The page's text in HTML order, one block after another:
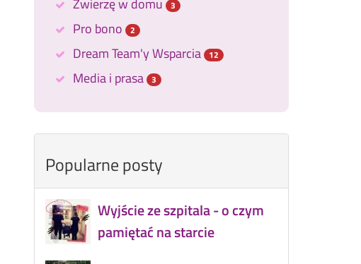
Zwierzę w domu 3
Pro bono 2
Dream Team'y Wsparcia 12
Media i prasa 3
Popularne posty
Wyjście ze szpitala - o czym
pamiętać na starcie